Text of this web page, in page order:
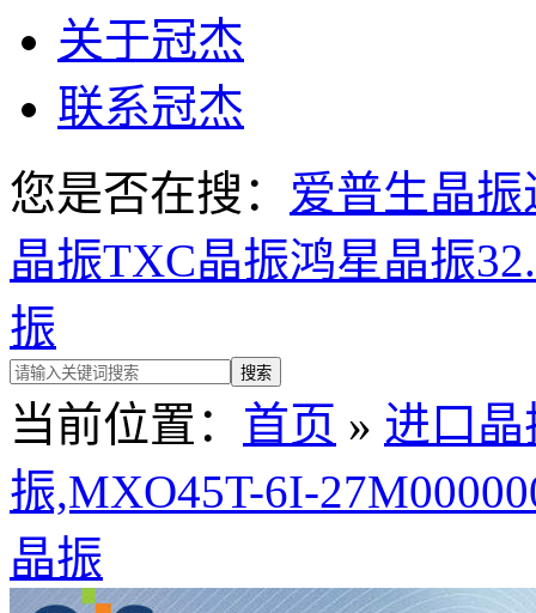
关于冠杰
联系冠杰
您是否在搜： 爱普生晶振
晶振TXC晶振鸿星晶振
振
当前位置： 首页 » 进口晶
振,MXO45T-6I-
晶振